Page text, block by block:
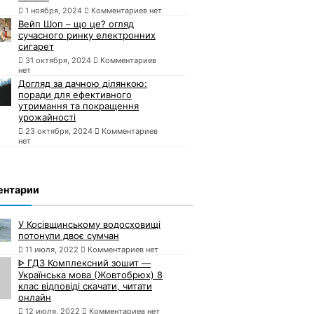
1 ноября, 2024 Комментариев нет
Вейп Шоп – що це? огляд
сучасного ринку електронних
сигарет
31 октября, 2024
Комментариев
нет
Догляд за дачною ділянкою:
поради для ефективного
утримання та покращення
урожайності
23 октября, 2024
Комментариев
нет
У Косівщинському водосховищі
потонули двоє сумчан
11 июля, 2022 Комментариев нет
ᐈ ГДЗ Комплексний зошит —
Українська мова (Жовтобрюх) 8
клас відповіді скачати, читати
онлайн
12 июля, 2022 Комментариев нет